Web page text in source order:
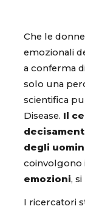
Che le
emozionali
a conferma
solo una
scientifica
Disease. Il
degli
emozioni,
I ricercatori